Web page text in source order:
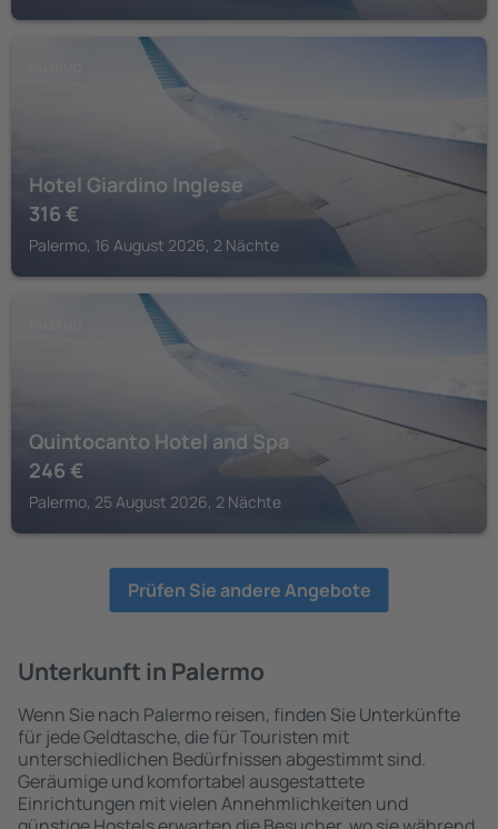
Hotel Giardino Inglese
316 €
Palermo, 16 August 2026, 2 Nächte
Quintocanto Hotel and Spa
246 €
Palermo, 25 August 2026, 2 Nächte
Prüfen Sie andere Angebote
Unterkunft in Palermo
Wenn Sie nach Palermo reisen, finden Sie Unterkünfte
für jede Geldtasche, die für Touristen mit
unterschiedlichen Bedürfnissen abgestimmt sind.
Geräumige und komfortabel ausgestattete
Einrichtungen mit vielen Annehmlichkeiten und